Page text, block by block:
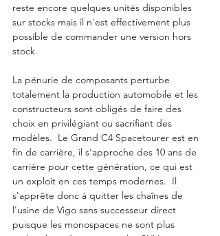
reste encore quelques unités disponibles
sur stocks mais il n'est effectivement plus
possible de commander une version hors
stock.
La pénurie de composants perturbe
totalement la production automobile et les
constructeurs sont obligés de faire des
choix en privilégiant ou sacrifiant des
modèles.  Le Grand C4 Spacetourer est en
fin de carrière, il s'approche des 10 ans de
carrière pour cette génération, ce qui est
un exploit en ces temps modernes.  Il
s'apprête donc à quitter les chaînes de
l'usine de Vigo sans successeur direct
puisque les monospaces ne sont plus